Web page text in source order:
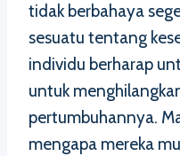
tidak berbahaya
sesuatu tentang
individu berharap
untuk
pertumbuhannya.
mengapa mereka